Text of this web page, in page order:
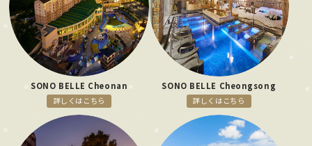
SONO BELLE Cheonan
詳しくはこちら
SONO BELLE Cheongsong
詳しくはこちら